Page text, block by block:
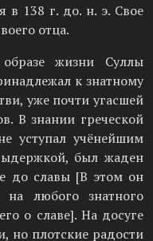
в 138 г. до. н. э. Свое
отца.
жизни Суллы
к знатному
уже почти угасшей
В знании греческой
уступал учёнейшим
был жаден
до славы [В этом он
любого знатного
о славе]. На досуге
но плотские радости